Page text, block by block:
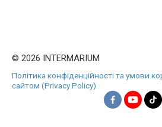
© 2026 INTERMARIUM
Політика конфіденційності та умови
сайтом (Privacy Policy)